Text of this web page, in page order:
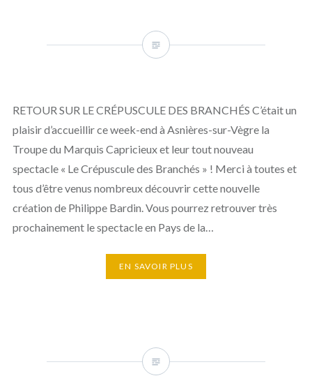
RETOUR SUR LE CRÉPUSCULE DES BRANCHÉS C’était un
plaisir d’accueillir ce week-end à Asnières-sur-Vègre la
Troupe du Marquis Capricieux et leur tout nouveau
spectacle « Le Crépuscule des Branchés » ! Merci à toutes et
tous d’être venus nombreux découvrir cette nouvelle
création de Philippe Bardin. Vous pourrez retrouver très
prochainement le spectacle en Pays de la…
EN SAVOIR PLUS